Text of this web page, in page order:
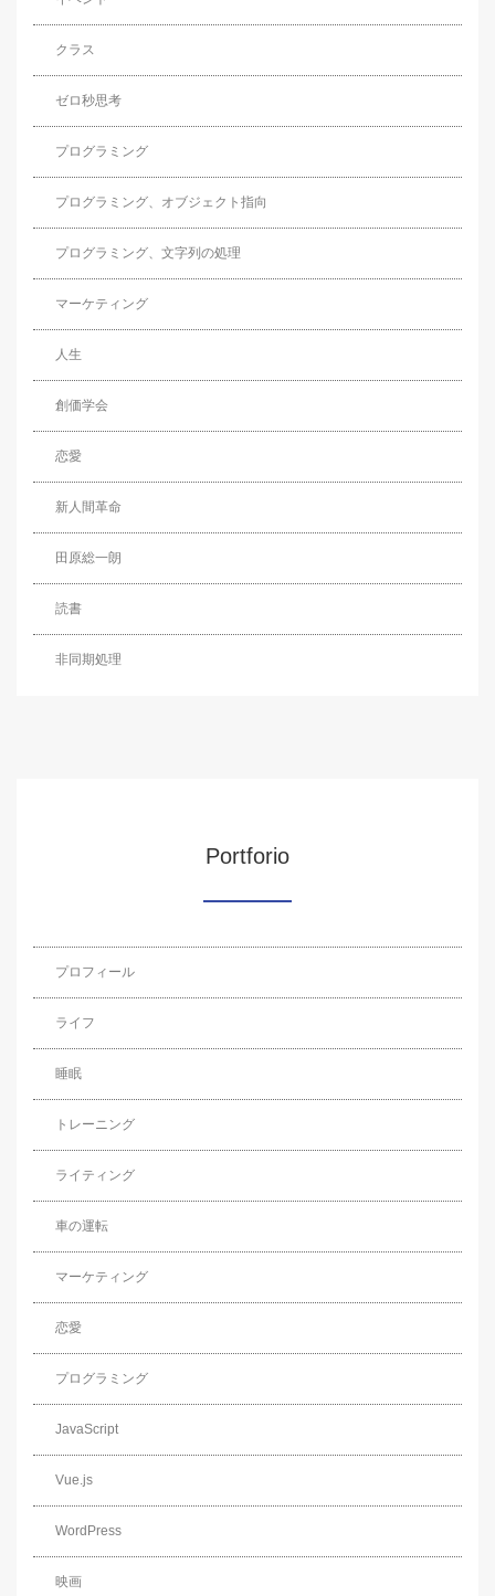
クラス
ゼロ秒思考
プログラミング
プログラミング、オブジェクト指向
プログラミング、文字列の処理
マーケティング
人生
創価学会
恋愛
新人間革命
田原総一朗
読書
非同期処理
Portforio
プロフィール
ライフ
睡眠
トレーニング
ライティング
車の運転
マーケティング
恋愛
プログラミング
JavaScript
Vue.js
WordPress
映画